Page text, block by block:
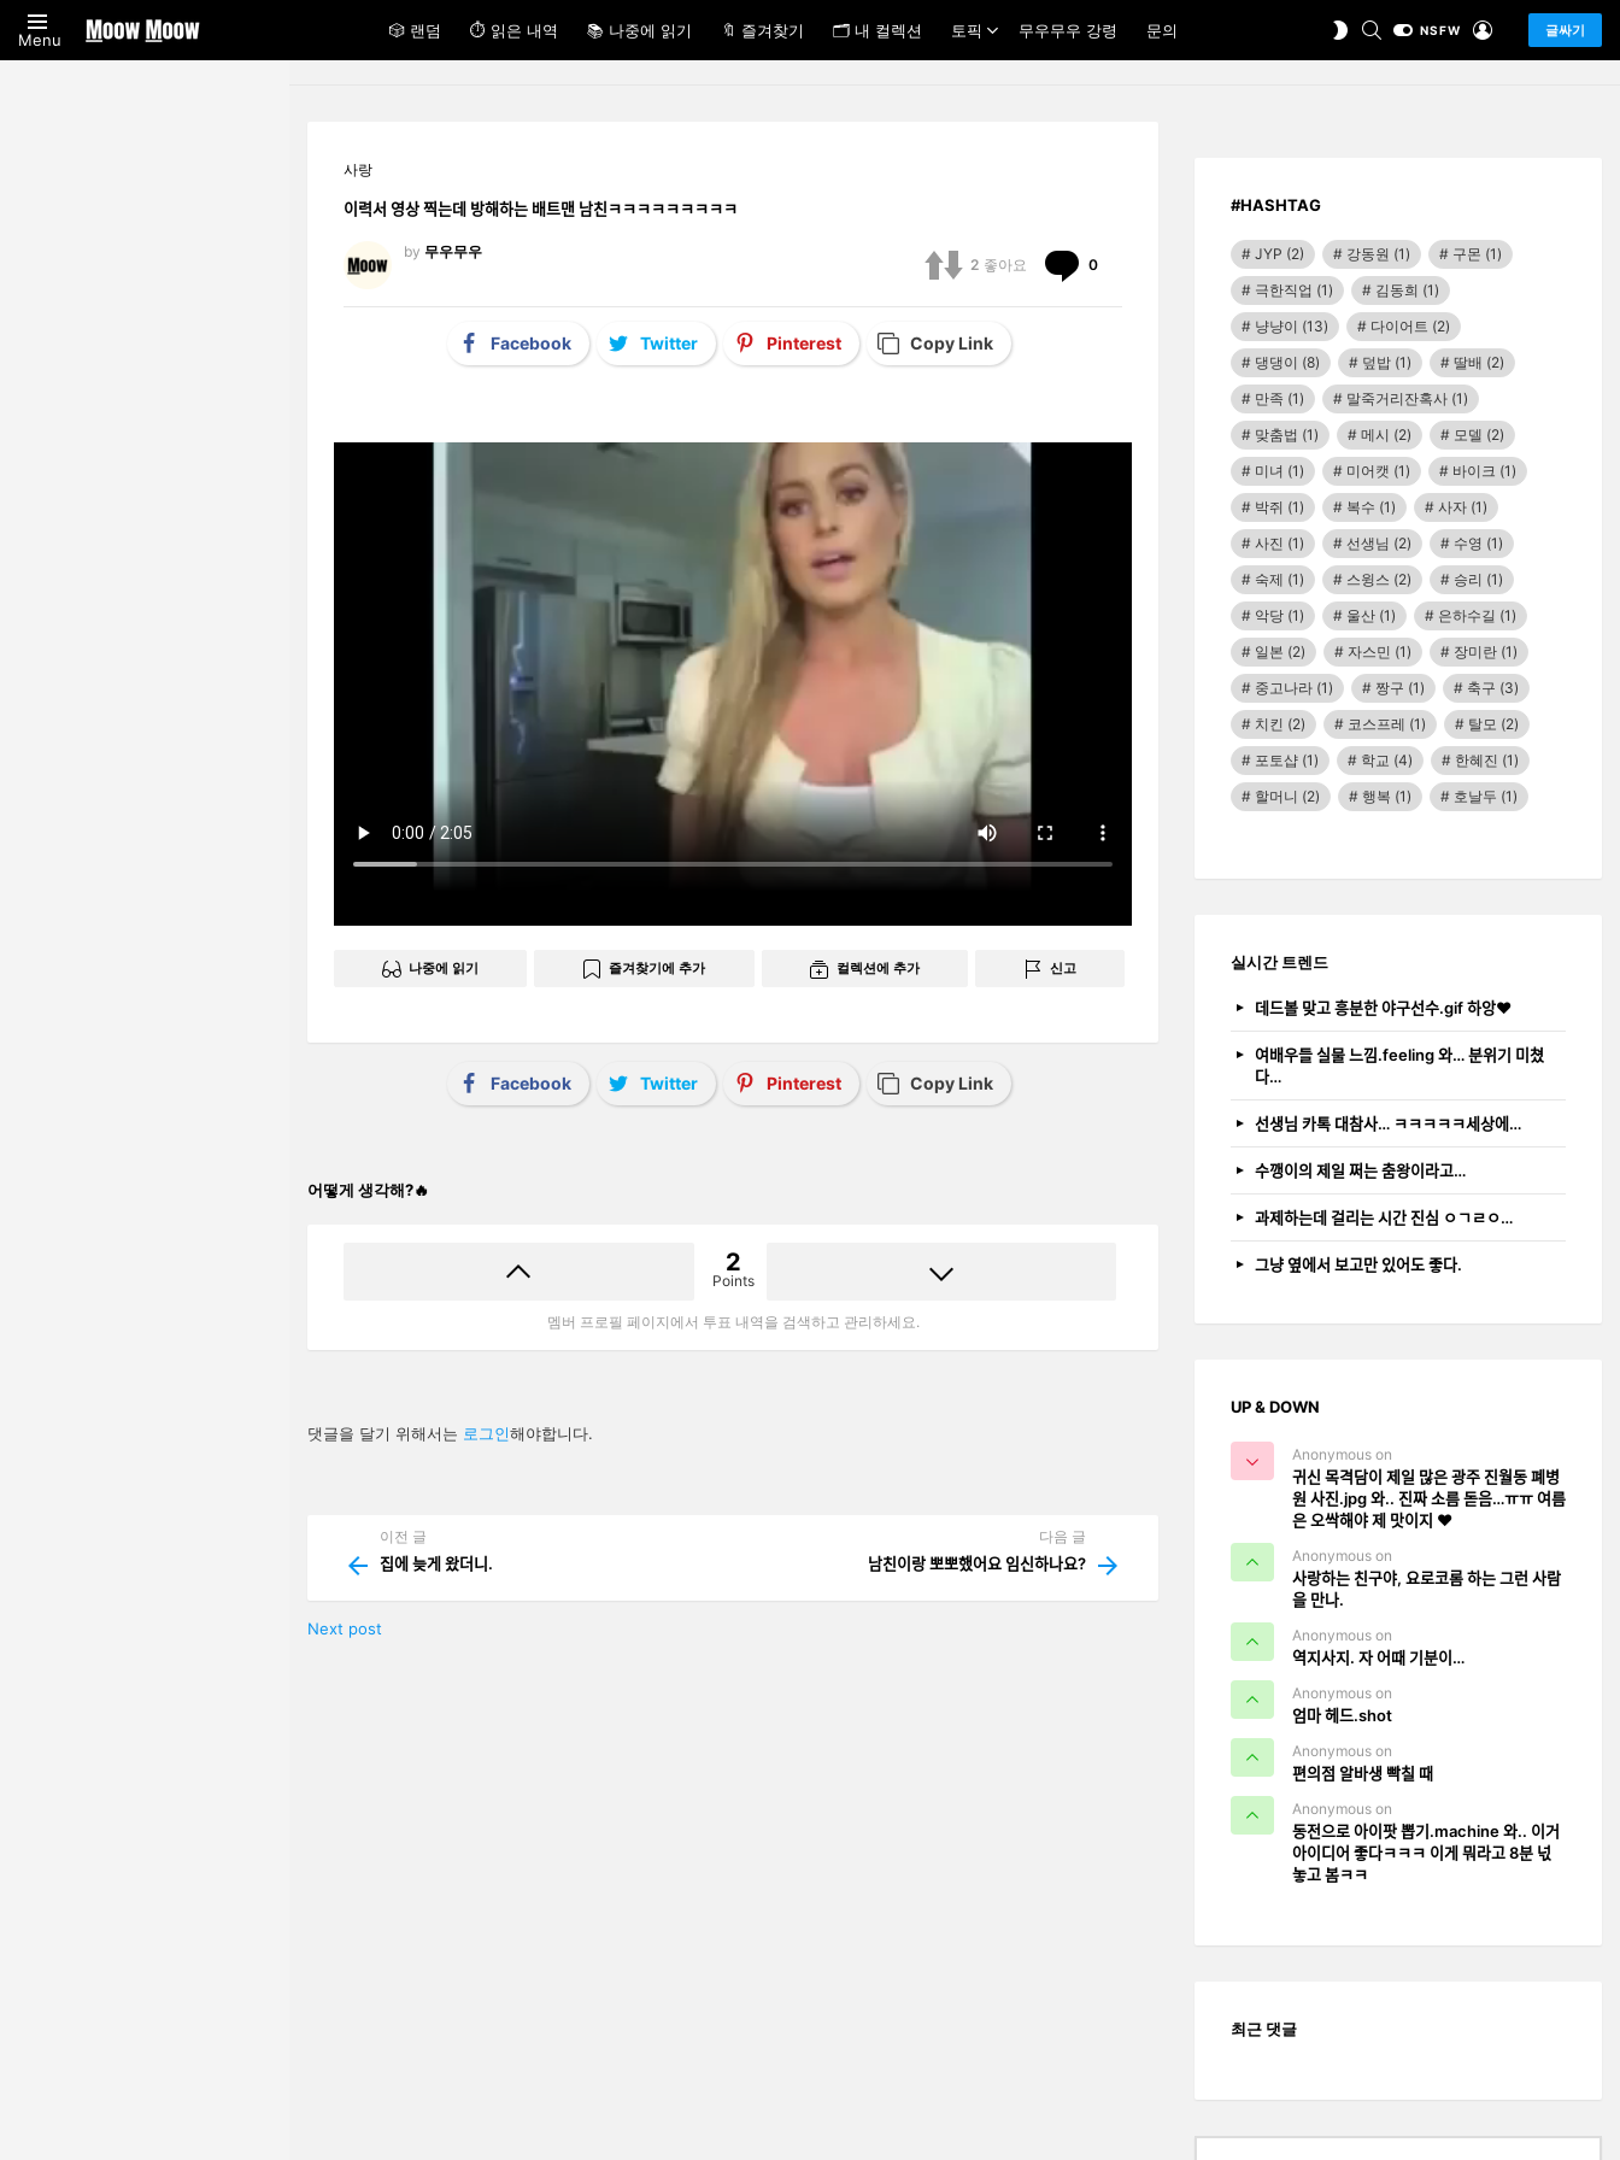
Menu 🎲 랜덤 ⏱ 읽은 내역 📚 나중에 읽기 🔖 즐겨찾기 🗂 내 컬렉션 토픽 무우무우 강령 문의
SWITCHSEARCHNSFW 글싸기
사랑
이력서 영상 찍는데 방해하는 배트맨 남친ㅋㅋㅋㅋㅋㅋㅋㅋㅋ
by 무우무우
2 좋아요 0
Facebook Twitter Pinterest Copy Link
나중에 읽기 즐겨찾기에 추가 컬렉션에 추가 신고
Facebook Twitter Pinterest Copy Link
어떻게 생각해?🔥
2
Points
멤버 프로필 페이지에서 투표 내역을 검색하고 관리하세요.
답
글
댓글을 달기 위해서는 로그인해야합니다.
more
이전 글
집에 늦게 왔더니.
다음 글
남친이랑 뽀뽀했어요 임신하나요?
Next post
#HASHTAG
JYP (2) 강동원 (1) 구몬 (1)
극한직업 (1) 김동희 (1)
냥냥이 (13) 다이어트 (2)
댕댕이 (8) 덮밥 (1) 딸배 (2)
만족 (1) 말죽거리잔혹사 (1)
맞춤법 (1) 메시 (2) 모델 (2)
미녀 (1) 미어캣 (1) 바이크 (1)
박쥐 (1) 복수 (1) 사자 (1)
사진 (1) 선생님 (2) 수영 (1)
숙제 (1) 스윙스 (2) 승리 (1)
악당 (1) 울산 (1) 은하수길 (1)
일본 (2) 자스민 (1) 장미란 (1)
중고나라 (1) 짱구 (1) 축구 (3)
치킨 (2) 코스프레 (1) 탈모 (2)
포토샵 (1) 학교 (4) 한혜진 (1)
할머니 (2) 행복 (1) 호날두 (1)
실시간 트렌드
데드볼 맞고 흥분한 야구선수.gif 하앙❤️
여배우들 실물 느낌.feeling 와… 분위기 미쳤
다…
선생님 카톡 대참사… ㅋㅋㅋㅋㅋ세상에…
수깽이의 제일 쩌는 춤왕이라고…
과제하는데 걸리는 시간 진심 ㅇㄱㄹㅇ…
그냥 옆에서 보고만 있어도 좋다.
UP & DOWN
Anonymous on
귀신 목격담이 제일 많은 광주 진월동 폐병
원 사진.jpg 와.. 진짜 소름 돋음…ㅠㅠ 여름
은 오싹해야 제 맛이지 ❤️
Anonymous on
사랑하는 친구야, 요로코롬 하는 그런 사람
을 만나.
Anonymous on
역지사지. 자 어때 기분이…
Anonymous on
엄마 헤드.shot
Anonymous on
편의점 알바생 빡칠 때
Anonymous on
동전으로 아이팟 뽑기.machine 와.. 이거
아이디어 좋다ㅋㅋㅋ 이게 뭐라고 8분 넋
놓고 봄ㅋㅋ
최근 댓글